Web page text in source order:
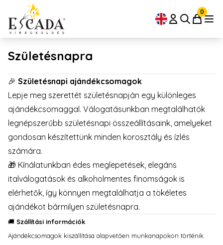
0
Születésnapra
🎉 Születésnapi ajándékcsomagok
Lepje meg szerettét születésnapján egy különleges
ajándékcsomaggal. Válogatásunkban megtalálhatók
legnépszerűbb születésnapi összeállításaink, amelyeket
gondosan készítettünk minden korosztály és ízlés
számára.
🎁 Kínálatunkban édes meglepetések, elegáns
italválogatások és alkoholmentes finomságok is
elérhetők, így könnyen megtalálhatja a tökéletes
ajándékot bármilyen születésnapra.
🚚 Szállítási információk
Ajándékcsomagok kiszállítása alapvetően munkanapokon történik.